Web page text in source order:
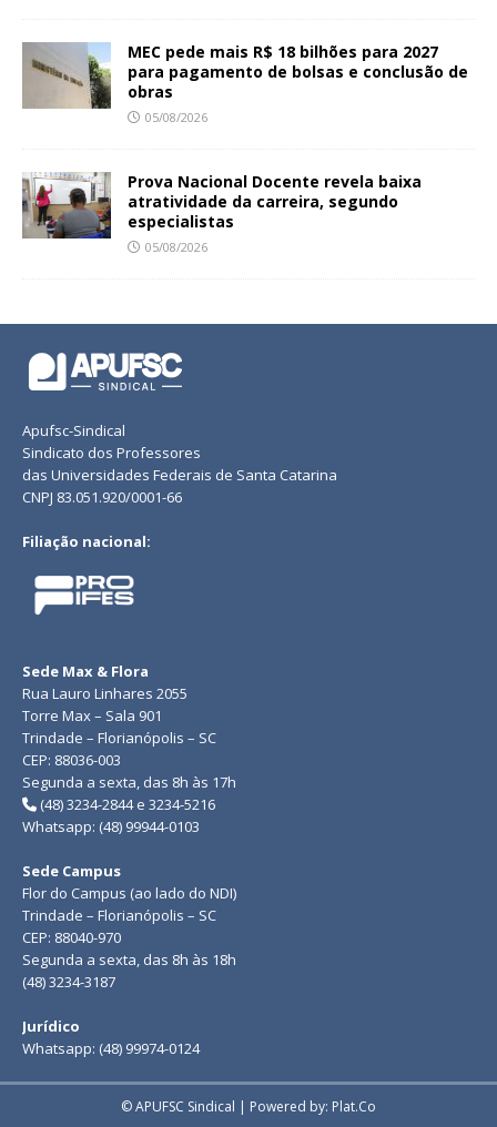
MEC pede mais R$ 18 bilhões para 2027
para pagamento de bolsas e conclusão de
obras
05/08/2026
Prova Nacional Docente revela baixa
atratividade da carreira, segundo
especialistas
05/08/2026
Apufsc-Sindical
Sindicato dos Professores
das Universidades Federais de Santa Catarina
CNPJ 83.051.920/0001-66
Filiação nacional:
Sede Max & Flora
Rua Lauro Linhares 2055
Torre Max – Sala 901
Trindade – Florianópolis – SC
CEP: 88036-003
Segunda a sexta, das 8h às 17h
(48) 3234-2844 e 3234-5216
Whatsapp: (48) 99944-0103
Sede Campus
Flor do Campus (ao lado do NDI)
Trindade – Florianópolis – SC
CEP: 88040-970
Segunda a sexta, das 8h às 18h
(48) 3234-3187
Jurídico
Whatsapp: (48) 99974-0124
© APUFSC Sindical | Powered by: Plat.Co